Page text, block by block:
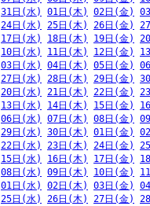
31日(水) 01日(木) 02日(金)
24日(水) 25日(木) 26日(金)
17日(水) 18日(木) 19日(金)
10日(水) 11日(木) 12日(金)
03日(水) 04日(木) 05日(金)
27日(水) 28日(木) 29日(金)
20日(水) 21日(木) 22日(金)
13日(水) 14日(木) 15日(金)
06日(水) 07日(木) 08日(金)
29日(水) 30日(木) 01日(金)
22日(水) 23日(木) 24日(金)
15日(水) 16日(木) 17日(金)
08日(水) 09日(木) 10日(金)
01日(水) 02日(木) 03日(金)
25日(水) 26日(木) 27日(金)